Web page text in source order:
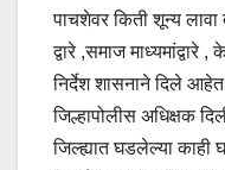
पाचशेवर किती शून्य
द्वारे ,समाज
निर्देश शासनाने दिले
जिल्हापोलीस अधिक्षक
जिल्ह्यात घडलेल्या काही